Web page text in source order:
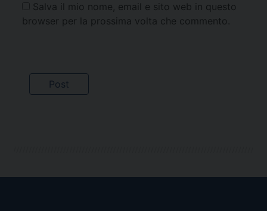
Salva il mio nome, email e sito web in questo
browser per la prossima volta che commento.